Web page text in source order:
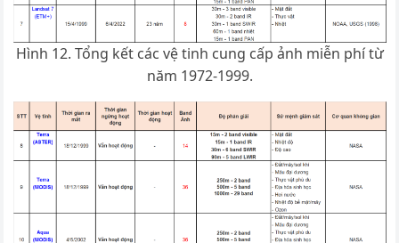
Hình 12. Tổng kết các vệ tinh cung cấp ảnh miễn phí từ
năm 1972-1999.